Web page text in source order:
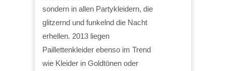
sondern in allen Partykleidern, die
glitzernd und funkelnd die Nacht
erhellen. 2013 liegen
Paillettenkleider ebenso im Trend
wie Kleider in Goldtönen oder